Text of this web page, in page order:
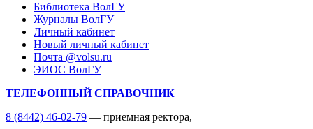
Библиотека ВолГУ
Журналы ВолГУ
Личный кабинет
Новый личный кабинет
Почта @volsu.ru
ЭИОС ВолГУ
ТЕЛЕФОННЫЙ СПРАВОЧНИК
8 (8442) 46-02-79 — приемная ректора,